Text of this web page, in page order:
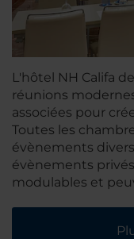
L'hôtel NH Califa
réunions
associées pour
Toutes les
évènements
évènements
modulables et